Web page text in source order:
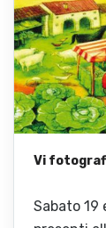
Vi
Sabato 19